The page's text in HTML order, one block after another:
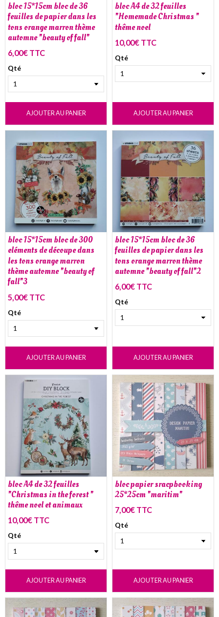
bloc 15*15cm bloc de 36
feuilles de papier dans les
tons orange marron thème
automne "beauty of fall"
6,00€ TTC
Qté
AJOUTER AU PANIER
bloc A4 de 32 feuilles
"Homemade Christmas "
thême noel
10,00€ TTC
Qté
AJOUTER AU PANIER
bloc 15*15cm bloc de 300
eléments de découpe dans
les tons orange marron
thème automne "beauty of
fall"3
5,00€ TTC
Qté
AJOUTER AU PANIER
bloc 15*15cm bloc de 36
feuilles de papier dans les
tons orange marron thème
automne "beauty of fall"2
6,00€ TTC
Qté
AJOUTER AU PANIER
bloc A4 de 32 feuilles
"Christmas in the forest "
thême noel et animaux
10,00€ TTC
Qté
AJOUTER AU PANIER
bloc papier sracpbooking
25*25cm "maritim"
7,00€ TTC
Qté
AJOUTER AU PANIER